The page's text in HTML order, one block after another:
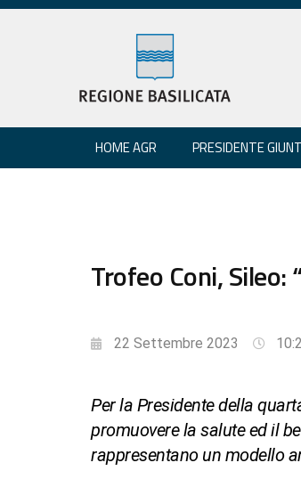
HOME AGR PRESIDENTE
Trofeo Coni, Sileo:
22 Settembre 2023
Per la Presidente della
promuovere la salute ed il
rappresentano un modello